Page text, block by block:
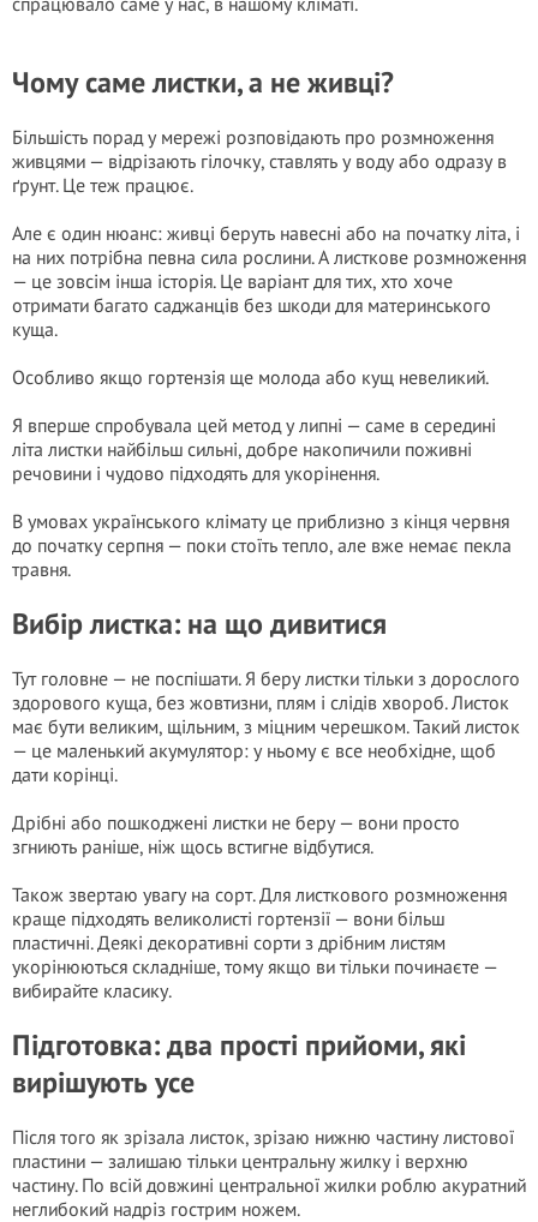
Чому саме листки, а не живці?
Більшість порад у мережі розповідають про розмноження
живцями — відрізають гілочку, ставлять у воду або одразу в
ґрунт. Це теж працює.
Але є один нюанс: живці беруть навесні або на початку літа, і
на них потрібна певна сила рослини. А листкове розмноження
— це зовсім інша історія. Це варіант для тих, хто хоче
отримати багато саджанців без шкоди для материнського
куща.
Особливо якщо гортензія ще молода або кущ невеликий.
Я вперше спробувала цей метод у липні — саме в середині
літа листки найбільш сильні, добре накопичили поживні
речовини і чудово підходять для укорінення.
В умовах українського клімату це приблизно з кінця червня
до початку серпня — поки стоїть тепло, але вже немає пекла
травня.
Вибір листка: на що дивитися
Тут головне — не поспішати. Я беру листки тільки з дорослого
здорового куща, без жовтизни, плям і слідів хвороб. Листок
має бути великим, щільним, з міцним черешком. Такий листок
— це маленький акумулятор: у ньому є все необхідне, щоб
дати корінці.
Дрібні або пошкоджені листки не беру — вони просто
згниють раніше, ніж щось встигне відбутися.
Також звертаю увагу на сорт. Для листкового розмноження
краще підходять великолисті гортензії — вони більш
пластичні. Деякі декоративні сорти з дрібним листям
укорінюються складніше, тому якщо ви тільки починаєте —
вибирайте класику.
Підготовка: два прості прийоми, які
вирішують усе
Після того як зрізала листок, зрізаю нижню частину листової
пластини — залишаю тільки центральну жилку і верхню
частину. По всій довжині центральної жилки роблю акуратний
неглибокий надріз гострим ножем.